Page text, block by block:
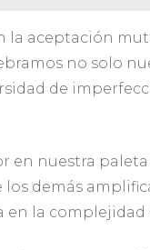
aceptación
no solo
de
en nuestra
demás
la complejidad